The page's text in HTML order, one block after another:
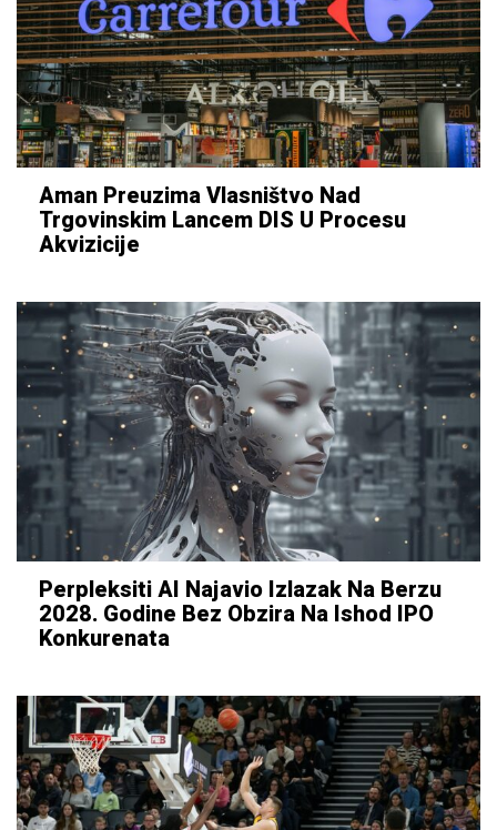
Aman Preuzima Vlasništvo Nad
Trgovinskim Lancem DIS U Procesu
Akvizicije
Perpleksiti AI Najavio Izlazak Na Berzu
2028. Godine Bez Obzira Na Ishod IPO
Konkurenata